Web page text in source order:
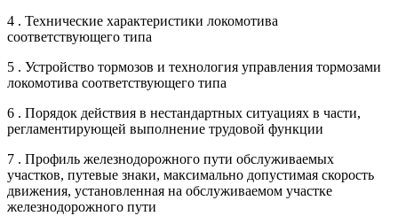
4 . Технические характеристики локомотива
соответствующего типа
5 . Устройство тормозов и технология управления тормозами
локомотива соответствующего типа
6 . Порядок действия в нестандартных ситуациях в части,
регламентирующей выполнение трудовой функции
7 . Профиль железнодорожного пути обслуживаемых
участков, путевые знаки, максимально допустимая скорость
движения, установленная на обслуживаемом участке
железнодорожного пути